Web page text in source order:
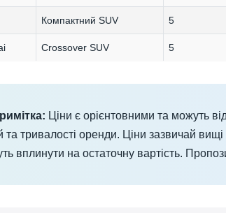
Компактний SUV 5
Crossover SUV 5
Ціни є орієнтовними та можуть
та тривалості оренди. Ціни зазвичай
вплинути на остаточну вартість.